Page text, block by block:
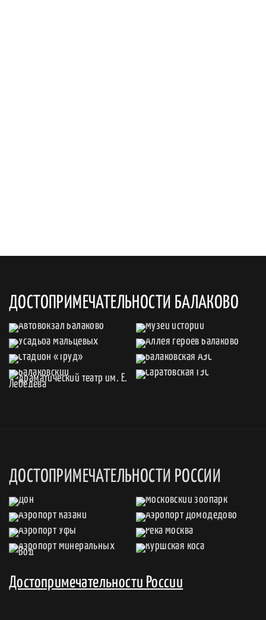
ДОСТОПРИМЕЧАТЕЛЬНОСТИ БАЛАКОВО
ДОСТОПРИМЕЧАТЕЛЬНОСТИ РОССИИ
Достопримечательности России